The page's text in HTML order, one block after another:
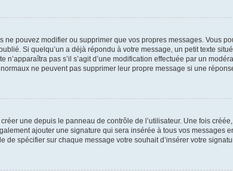
pouvez modifier ou supprimer que vos propres messages. Vous
Si quelqu’un a déjà répondu à votre message, un petit texte
pas s’il s’agit d’une modification effectuée par un
ne peuvent pas supprimer leur propre message si une
une depuis le panneau de contrôle de l’utilisateur. Une fois
ajouter une signature qui sera insérée à tous vos messages
spécifier sur chaque message votre souhait d’insérer votre